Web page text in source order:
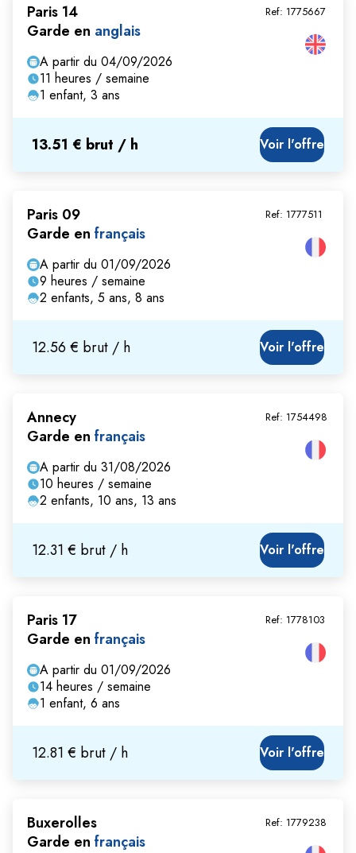
Paris 14
Garde en anglais
A partir du 04/09/2026
11 heures / semaine
1 enfant, 3 ans
Ref: 1775667
13.51 € brut / h Voir l'offre
Paris 09
Garde en français
A partir du 01/09/2026
9 heures / semaine
2 enfants, 5 ans, 8 ans
Ref: 1777511
12.56 € brut / h Voir l'offre
Annecy
Garde en français
A partir du 31/08/2026
10 heures / semaine
2 enfants, 10 ans, 13 ans
Ref: 1754498
12.31 € brut / h Voir l'offre
Paris 17
Garde en français
A partir du 01/09/2026
14 heures / semaine
1 enfant, 6 ans
Ref: 1778103
12.81 € brut / h Voir l'offre
Buxerolles
Garde en français
Ref: 1779238